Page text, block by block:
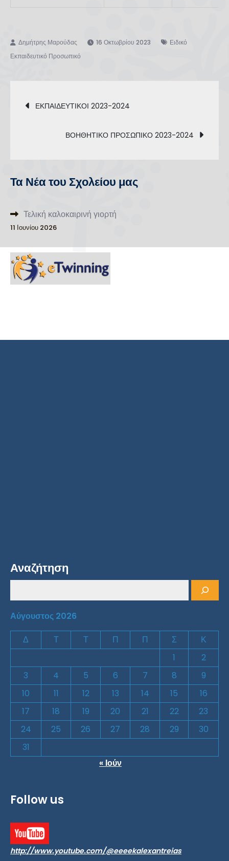
16 Οκτωβρίου 2023
Ειδικό
Εκπαιδευτικό Προσωπικό
Πλοήγηση
άρθρων
ΕΚΠΑΙΔΕΥΤΙΚΟΙ 2023-2024
ΒΟΗΘΗΤΙΚΟ ΠΡΟΣΩΠΙΚΟ 2023-2024
Τα Νέα του Σχολείου μας
Τελική καλοκαιρινή γιορτή
11 Ιουνίου 2026
Αναζήτηση
Αύγουστος 2026
Δ
Τ Τ Π Π Σ
Κ
1
2
3
4 5 6 7 8
9
10
11 12 13 14 15
16
17
18 19 20 21 22
23
24
25 26 27 28 29
30
31
« Ιούν
Follow us
http://www.youtube.com/@eeeekalexantreias